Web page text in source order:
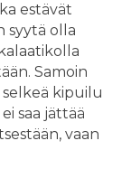
estävät
syytä olla
Samoin
kipuilu
saa jättää
vaan